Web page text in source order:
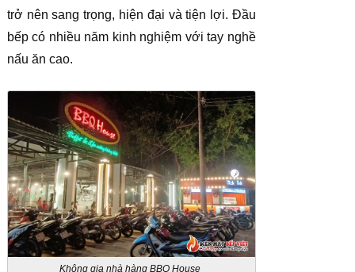
trở nên sang trọng, hiện đại và tiện lợi. Đầu
bếp có nhiều năm kinh nghiệm với tay nghề
nấu ăn cao.
Không gia nhà hàng BBQ House